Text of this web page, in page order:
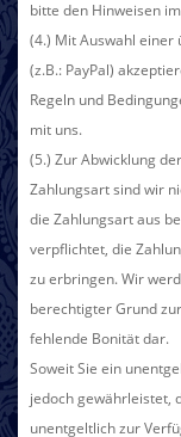
bitte den Hinweisen
(4.) Mit Auswahl
(z.B.: PayPal)
Regeln und
mit uns.
(5.) Zur Abwicklung
Zahlungsart sind wir
die Zahlungsart aus
verpflichtet, die
zu erbringen. Wir
berechtigter Grund
fehlende Bonität dar.
Soweit Sie ein
jedoch gewährleistet,
unentgeltlich zur